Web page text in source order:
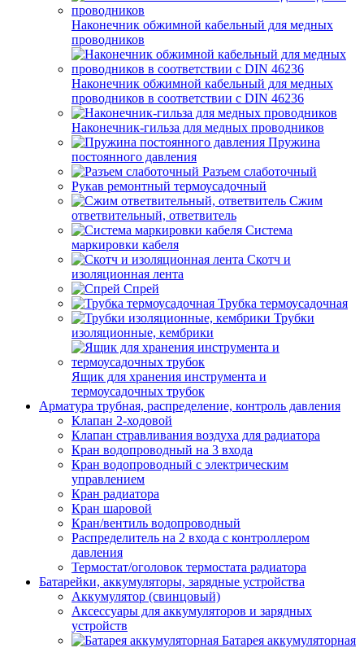
Наконечник обжимной кабельный для медных
проводников
Наконечник обжимной кабельный для медных
проводников в соответствии с DIN 46236
Наконечник-гильза для медных проводников
Пружина
постоянного давления
Разъем слаботочный
Рукав ремонтный термоусадочный
Сжим
ответвительный, ответвитель
Система
маркировки кабеля
Скотч и
изоляционная лента
Спрей
Трубка термоусадочная
Трубки
изоляционные, кембрики
Ящик для хранения инструмента и
термоусадочных трубок
Арматура трубная, распределение, контроль давления
Клапан 2-ходовой
Клапан стравливания воздуха для радиатора
Кран водопроводный на 3 входа
Кран водопроводный с электрическим
управлением
Кран радиатора
Кран шаровой
Кран/вентиль водопроводный
Распределитель на 2 входа с контроллером
давления
Термостат/оголовок термостата радиатора
Батарейки, аккумуляторы, зарядные устройства
Аккумулятор (свинцовый)
Аксессуары для аккумуляторов и зарядных
устройств
Батарея аккумуляторная